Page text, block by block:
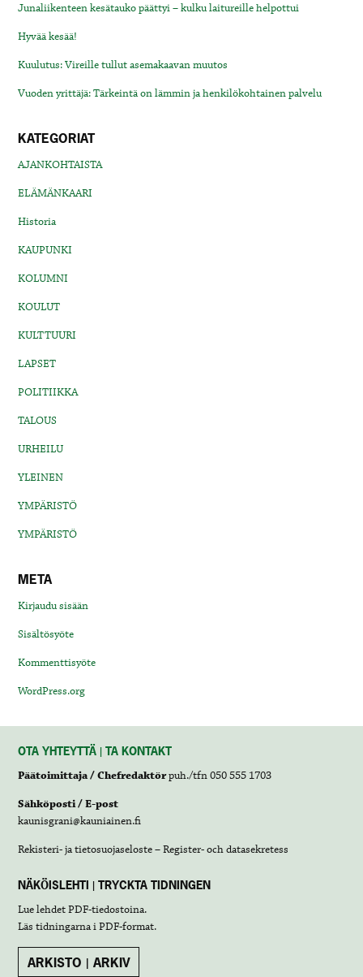
Junaliikenteen kesätauko päättyi – kulku laitureille helpottui
Hyvää kesää!
Kuulutus: Vireille tullut asemakaavan muutos
Vuoden yrittäjä: Tärkeintä on lämmin ja henkilökohtainen palvelu
KATEGORIAT
AJANKOHTAISTA
ELÄMÄNKAARI
Historia
KAUPUNKI
KOLUMNI
KOULUT
KULTTUURI
LAPSET
POLITIIKKA
TALOUS
URHEILU
YLEINEN
YMPÄRISTÖ
YMPÄRISTÖ
META
Kirjaudu sisään
Sisältösyöte
Kommenttisyöte
WordPress.org
OTA YHTEYTTÄ | TA KONTAKT
Päätoimittaja / Chefredaktörpuh./tfn 050 555 1703
Sähköposti / E-post
kaunisgrani@kauniainen.fi
Rekisteri- ja tietosuojaseloste – Register- och datasekretess
NÄKÖISLEHTI | TRYCKTA TIDNINGEN
Lue lehdetPDF-tiedostoina.
Läs tidningarna iPDF-format.
ARKISTO | ARKIV